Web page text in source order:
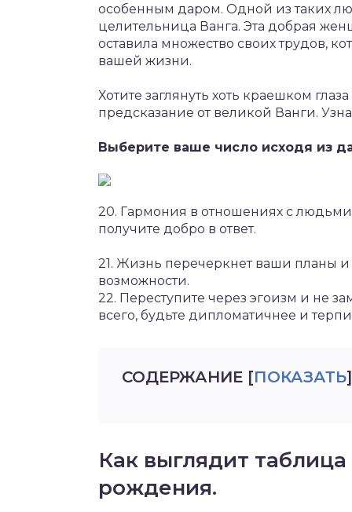
особенным даром. Одной из таких
целительница Ванга. Эта добрая
оставила множество своих трудов,
вашей жизни.
Хотите заглянуть хоть краешком
предсказание от великой Ванги.
Выберите ваше число исходя из
20. Гармония в отношениях с
получите добро в ответ.
21. Жизнь перечеркнет ваши планы
возможности.
22. Переступите через эгоизм и не
всего, будьте дипломатичнее и
СОДЕРЖАНИЕ [ПОКАЗАТЬ]
Как выглядит
рождения.